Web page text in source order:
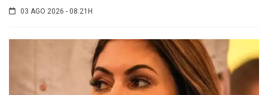
03 AGO 2026 - 08:21H